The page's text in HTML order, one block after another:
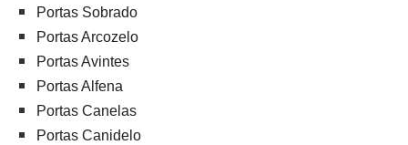
Portas Sobrado
Portas Arcozelo
Portas Avintes
Portas Alfena
Portas Canelas
Portas Canidelo